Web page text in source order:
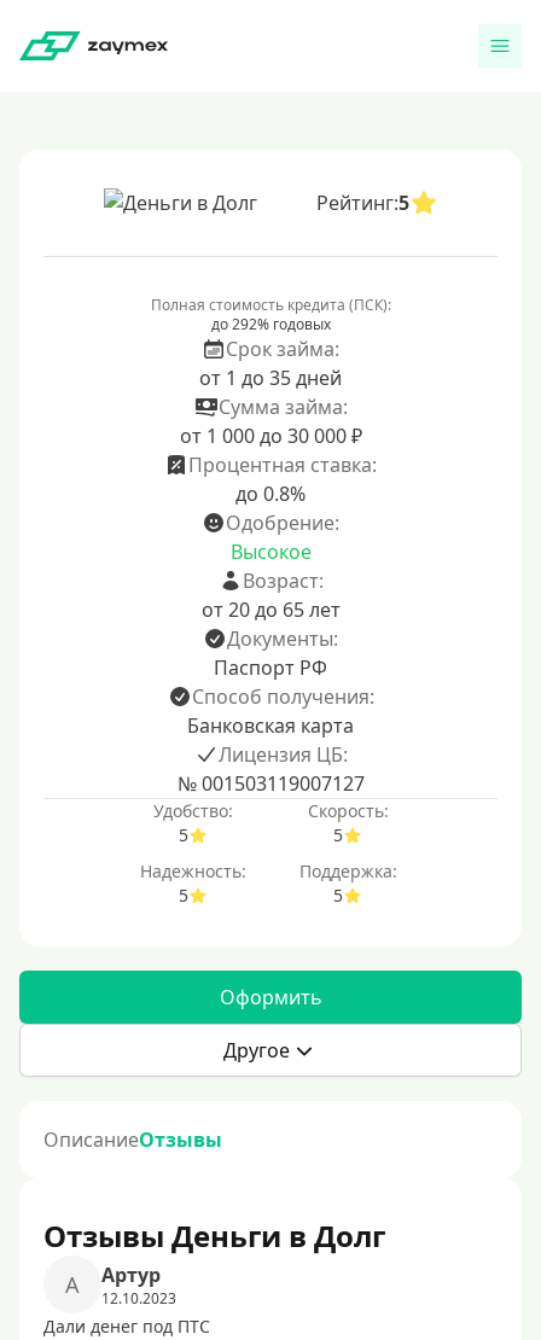
Рейтинг:5
Полная стоимость кредита (ПСК):
до 292% годовых
Срок займа:
от 1 до 35 дней
Сумма займа:
от 1 000 до 30 000 ₽
Процентная ставка:
до 0.8%
Одобрение:
Высокое
Возраст:
от 20 до 65 лет
Документы:
Паспорт РФ
Способ получения:
Банковская карта
Лицензия ЦБ:
№ 001503119007127
Удобство:
5
Скорость:
5
Надежность:
5
Поддержка:
5
Оформить
Другое
ОписаниеОтзывы
Отзывы Деньги в Долг
А Артур
12.10.2023
Дали денег под ПТС